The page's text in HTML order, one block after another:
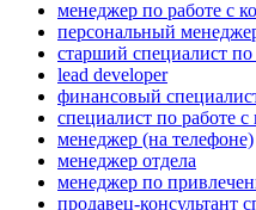
менеджер по работе с
персональный
старший специалист по
lead developer
финансовый
специалист по работе
менеджер (на телефоне)
менеджер отдела
менеджер по
продавец-консультант